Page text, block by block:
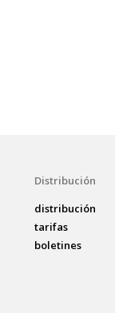
Distribución
distribución
tarifas
boletines